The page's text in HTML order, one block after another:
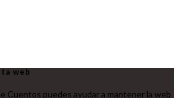
web
Cuentos puedes ayudar a mantener la web